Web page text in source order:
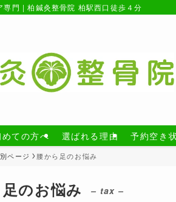
専門 | 柏鍼灸整骨院 柏駅西口徒歩４分
ての方へ 選ばれる理由 予約空き
ページ 腰から足のお悩み
のお悩み – tax –